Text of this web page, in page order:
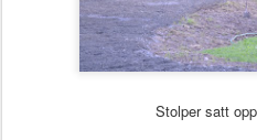
Stolper satt